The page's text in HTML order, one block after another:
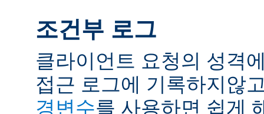
조건부 로그
클라이언트 요청의 성격
접근 로그에 기록하지않
경변수를 사용하면 쉽게